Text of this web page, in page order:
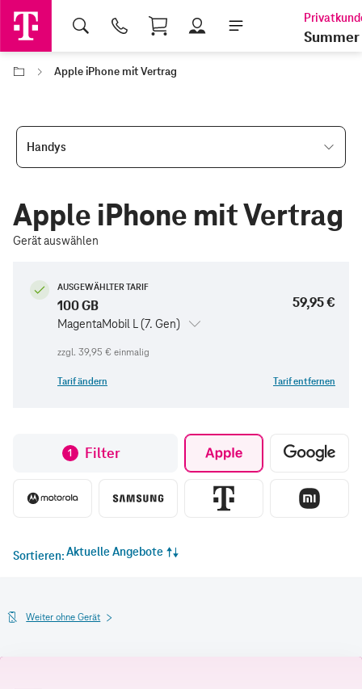
Shopping Cart
Summer
Apple iPhone mit Vertrag
Handys
Apple iPhone mit Vertrag
Gerät auswählen
AUSGEWÄHLTER TARIF
100 GB
MagentaMobil L (7. Gen)
59,95 €
zzgl. 39,95 € einmalig
Tarif ändern Tarif entfernen
1 Filter
Sortieren Aktuelle Angebote
Weiter ohne Gerät